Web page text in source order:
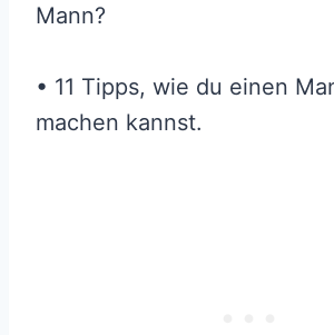
Mann?
• 11 Tipps, wie du einen
machen kannst.